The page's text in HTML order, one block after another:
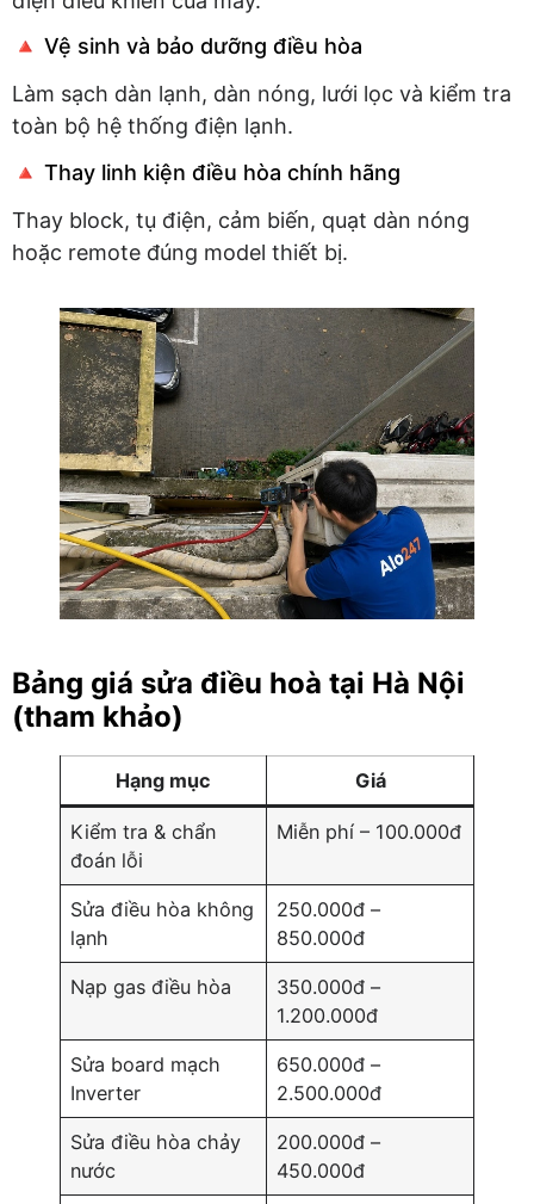
🔺 Vệ sinh và bảo dưỡng điều hòa
Làm sạch dàn lạnh, dàn nóng, lưới lọc và kiểm tra
toàn bộ hệ thống điện lạnh.
🔺 Thay linh kiện điều hòa chính hãng
Thay block, tụ điện, cảm biến, quạt dàn nóng
hoặc remote đúng model thiết bị.
Bảng giá sửa điều hoà tại Hà Nội
(tham khảo)
Hạng mục Giá
Kiểm tra & chẩn
đoán lỗi
Miễn phí – 100.000đ
Sửa điều hòa không
lạnh
250.000đ –
850.000đ
Nạp gas điều hòa
350.000đ –
1.200.000đ
Sửa board mạch
Inverter
650.000đ –
2.500.000đ
Sửa điều hòa chảy
nước
200.000đ –
450.000đ